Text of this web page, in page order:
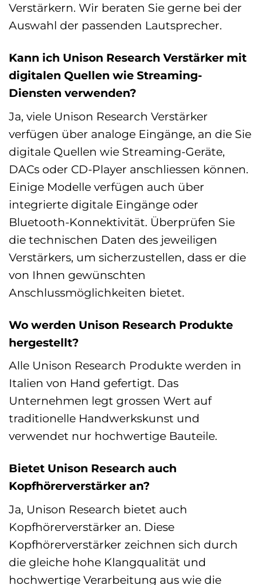
Verstärkern. Wir beraten Sie gerne bei der
Auswahl der passenden Lautsprecher.
Kann ich Unison Research Verstärker mit
digitalen Quellen wie Streaming-
Diensten verwenden?
Ja, viele Unison Research Verstärker
verfügen über analoge Eingänge, an die Sie
digitale Quellen wie Streaming-Geräte,
DACs oder CD-Player anschliessen können.
Einige Modelle verfügen auch über
integrierte digitale Eingänge oder
Bluetooth-Konnektivität. Überprüfen Sie
die technischen Daten des jeweiligen
Verstärkers, um sicherzustellen, dass er die
von Ihnen gewünschten
Anschlussmöglichkeiten bietet.
Wo werden Unison Research Produkte
hergestellt?
Alle Unison Research Produkte werden in
Italien von Hand gefertigt. Das
Unternehmen legt grossen Wert auf
traditionelle Handwerkskunst und
verwendet nur hochwertige Bauteile.
Bietet Unison Research auch
Kopfhörerverstärker an?
Ja, Unison Research bietet auch
Kopfhörerverstärker an. Diese
Kopfhörerverstärker zeichnen sich durch
die gleiche hohe Klangqualität und
hochwertige Verarbeitung aus wie die